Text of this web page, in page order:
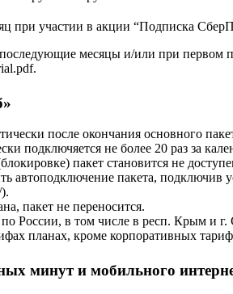
при участии в акции “Подписка
месяцы и/или при первом
после окончания основного
подключяется не более 20 раз за
пакет становится не
автоподключение пакета, подключив
пакет не переносится.
по России, в том числе в респ. Крым и г.
планах, кроме корпоративных
минут и мобильного